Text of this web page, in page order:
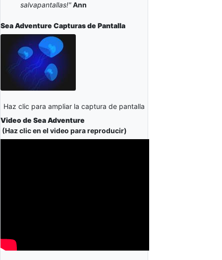
salvapantallas!"Ann
Sea Adventure Capturas de Pantalla
Haz clic para ampliar la captura de pantalla
Video de Sea Adventure
(Haz clic en el video para reproducir)